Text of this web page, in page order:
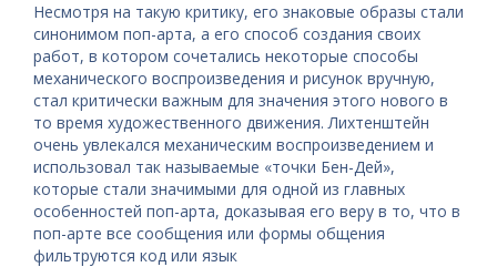
Несмотря на такую ​​критику, его знаковые образы стали
синонимом поп-арта, а его способ создания своих
работ, в котором сочетались некоторые способы
механического воспроизведения и рисунок вручную,
стал критически важным для значения этого нового в
то время художественного движения. Лихтенштейн
очень увлекался механическим воспроизведением и
использовал так называемые «точки Бен-Дей»,
которые стали значимыми для одной из главных
особенностей поп-арта, доказывая его веру в то, что в
поп-арте все сообщения или формы общения
фильтруются код или язык